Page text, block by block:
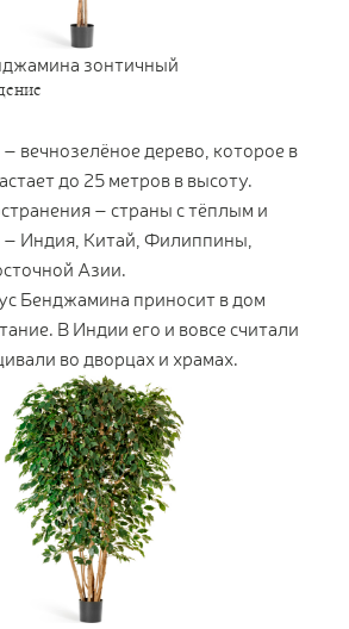
зонтичный
вечнозелёное дерево, которое в
до 25 метров в высоту.
– страны с тёплым и
Индия, Китай, Филиппины,
Азии.
Бенджамина приносит в дом
В Индии его и вовсе считали
во дворцах и храмах.